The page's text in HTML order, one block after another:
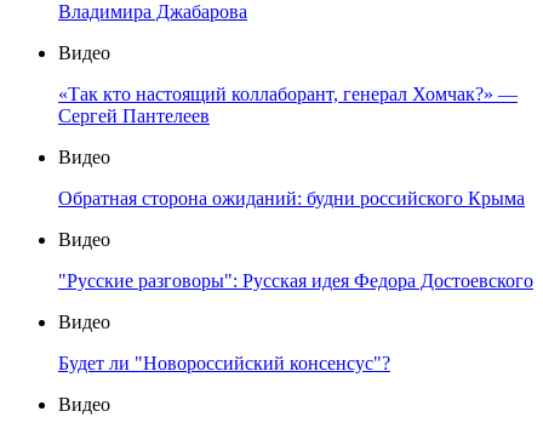
Владимира Джабарова
Видео
«Так кто настоящий коллаборант, генерал Хомчак?» —
Сергей Пантелеев
Видео
Обратная сторона ожиданий: будни российского Крыма
Видео
"Русские разговоры": Русская идея Федора Достоевского
Видео
Будет ли "Новороссийский консенсус"?
Видео